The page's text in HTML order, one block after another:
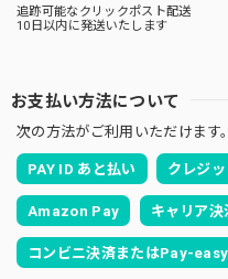
追跡可能なクリックポスト配送
10日以内に発送いたします
お支払い方法について
次の方法がご利用いただけます。
PAY ID あと払い クレジ
Amazon Pay キャリア決
コンビニ決済またはPay-easy